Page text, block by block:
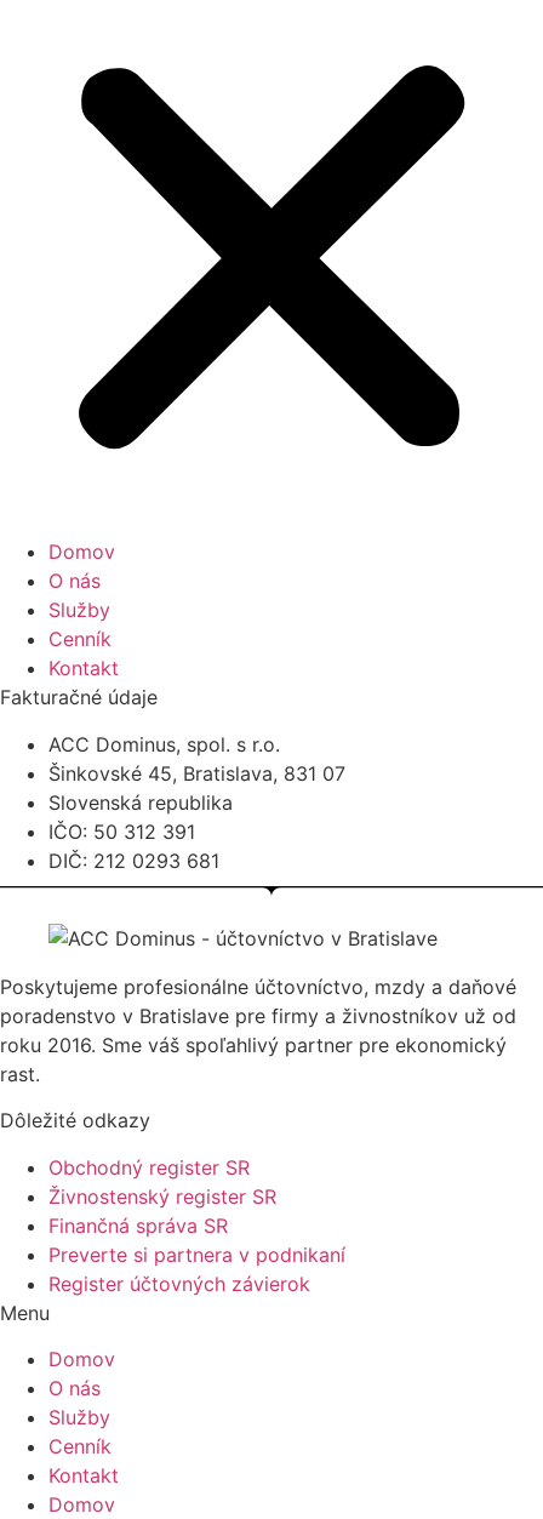
Domov
O nás
Služby
Cenník
Kontakt
Fakturačné údaje
ACC Dominus, spol. s r.o.
Šinkovské 45, Bratislava, 831 07
Slovenská republika
IČO: 50 312 391
DIČ: 212 0293 681
Poskytujeme profesionálne účtovníctvo, mzdy a daňové
poradenstvo v Bratislave pre firmy a živnostníkov už od
roku 2016. Sme váš spoľahlivý partner pre ekonomický
rast.
Dôležité odkazy
Obchodný register SR
Živnostenský register SR
Finančná správa SR
Preverte si partnera v podnikaní
Register účtovných závierok
Menu
Domov
O nás
Služby
Cenník
Kontakt
Domov